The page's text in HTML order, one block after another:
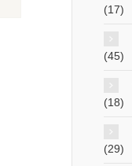
(17)
(45)
(18)
(29)